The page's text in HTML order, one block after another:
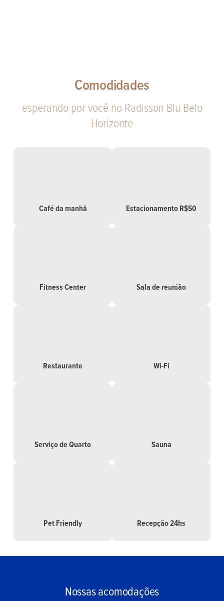
Comodidades
esperando por você no Radisson Blu Belo
Horizonte
Café da manhã Estacionamento R$50
Fitness Center Sala de reunião
Restaurante Wi-Fi
Serviço de Quarto Sauna
Pet Friendly Recepção 24hs
Nossas acomodações